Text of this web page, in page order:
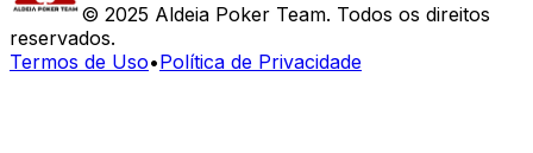
© 2025 Aldeia Poker Team. Todos os direitos
reservados.
Termos de Uso•Política de Privacidade